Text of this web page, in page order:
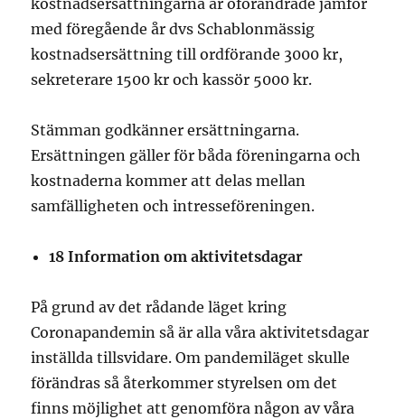
kostnadsersättningarna är oförändrade jämför
med föregående år dvs Schablonmässig
kostnadsersättning till ordförande 3000 kr,
sekreterare 1500 kr och kassör 5000 kr.
Stämman godkänner ersättningarna.
Ersättningen gäller för båda föreningarna och
kostnaderna kommer att delas mellan
samfälligheten och intresseföreningen.
18 Information om aktivitetsdagar
På grund av det rådande läget kring
Coronapandemin så är alla våra aktivitetsdagar
inställda tillsvidare. Om pandemiläget skulle
förändras så återkommer styrelsen om det
finns möjlighet att genomföra någon av våra